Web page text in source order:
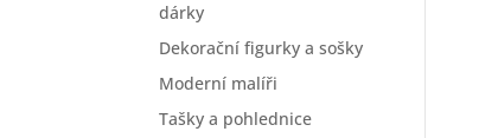
dárky
Dekorační figurky a sošky
Moderní malíři
Tašky a pohlednice